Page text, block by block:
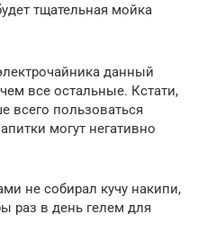
тщательная мойка
данный
все остальные. Кстати,
всего пользоваться
могут негативно
не собирал кучу накипи,
раз в день гелем для